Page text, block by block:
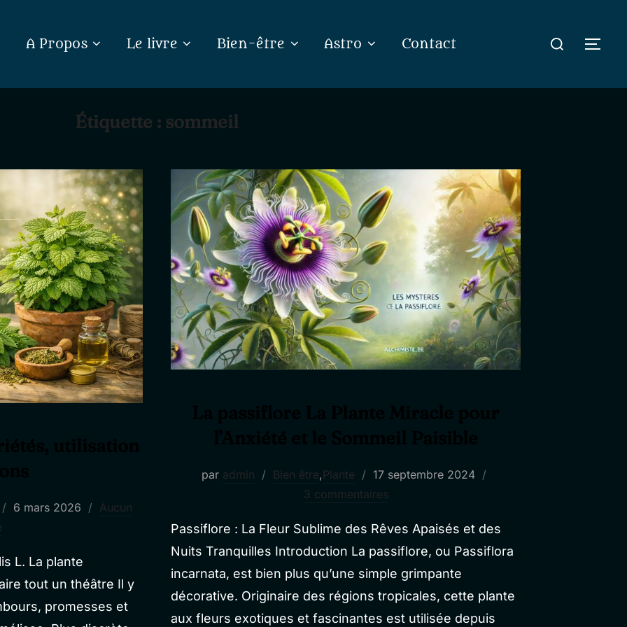
A Propos Le livre Bien-être Astro Contact
Rechercher :
Étiquette : sommeil
Publié
6 mars 2026
Aucun
L. La plante
tout un théâtre Il y
promesses et
par admin Bien être, Plante
Publié
le
17 septembre 2024
3 commentaires
Passiflore : La Fleur Sublime des Rêves Apaisés et des
Nuits Tranquilles Introduction La passiflore, ou Passiflora
incarnata, est bien plus qu’une simple grimpante
décorative. Originaire des régions tropicales, cette plante
aux fleurs exotiques et fascinantes est utilisée depuis